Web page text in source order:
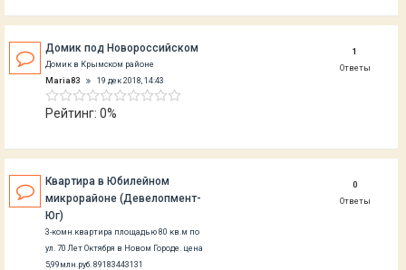
Домик под Новороссийском
Домик в Крымском районе
Maria83
19 дек 2018, 14:43
Рейтинг: 0%
1
Ответы
Квартира в Юбилейном
микрорайоне (Девелопмент-
Юг)
3-комн.квартира площадью 80 кв.м по
ул. 70 Лет Октября в Новом Городе. цена
5,99млн.руб. 89183443131
0
Ответы